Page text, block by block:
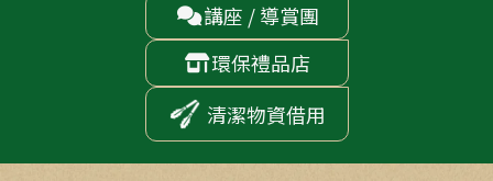
講座 / 導賞團
環保禮品店
清潔物資借用